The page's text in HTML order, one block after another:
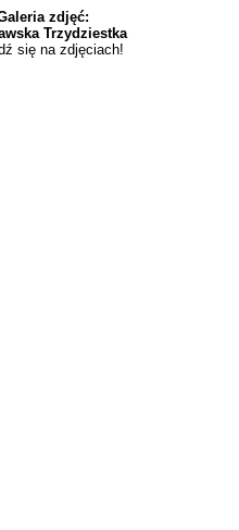
zdjęć:
Trzydziestka
się na zdjęciach!